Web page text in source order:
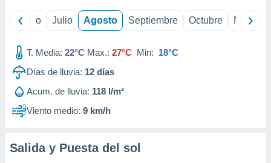
1199
Junio Julio Agosto Septiembre Octubre
T. Media: 22°C Max.: 27°C Min: 18°C
Días de lluvia: 12 días
Acum. de lluvia: 118 l/m²
Viento medio: 9 km/h
Salida y Puesta del sol